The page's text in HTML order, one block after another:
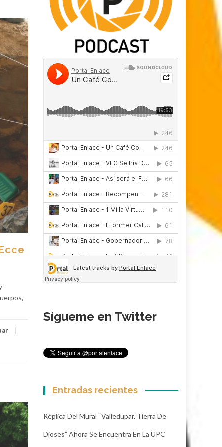
Sígueme en Twitter
Entradas recientes
Réplica Del Mural “Valledupar, Tierra De
Dioses” Ahora Se Encuentra En La UPC